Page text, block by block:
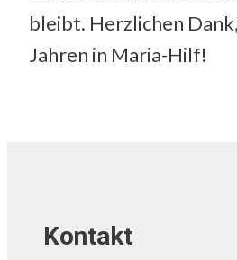
bleibt. Herzlichen
Jahren in Maria-Hilf!
Kontakt